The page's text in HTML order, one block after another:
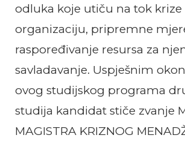
odluka koje utiču na tok krize
organizaciju, pripremne
raspoređivanje resursa za
savladavanje. Uspješnim
ovog studijskog programa
studija kandidat stiče zvanje
MAGISTRA KRIZNOG